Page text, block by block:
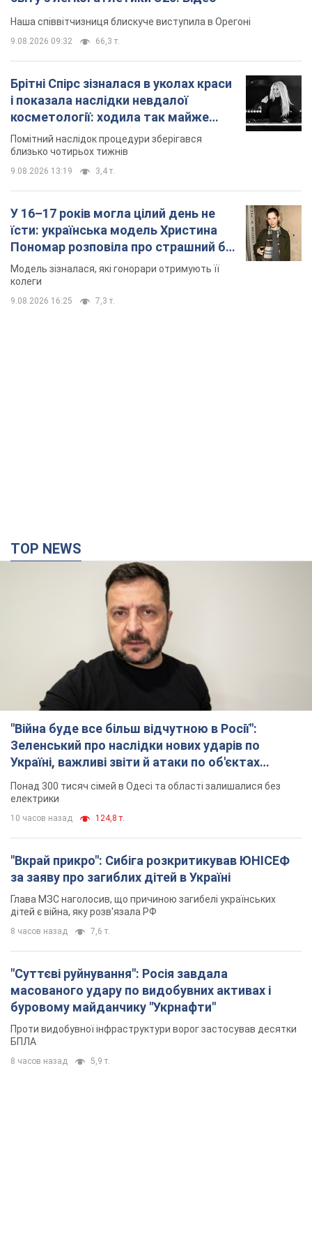
Наша співвітчизниця блискуче виступила в Орегоні
9.08.2026 09:32 66,3 т.
Брітні Спірс зізналася в уколах краси
і показала наслідки невдалої
косметології: ходила так майже
місяць
Помітний наслідок процедури зберігався
близько чотирьох тижнів
9.08.2026 13:19 3,4 т.
У 16–17 років могла цілий день не
їсти: українська модель Христина
Пономар розповіла про страшний бік
модельної кар’єри
Модель зізналася, які гонорари отримують її
колеги
9.08.2026 16:25 7,3 т.
TOP NEWS
"Війна буде все більш відчутною в Росії":
Зеленський про наслідки нових ударів по
Україні, важливі звіти й атаки по об'єктах
ворога. Відео
Понад 300 тисяч сімей в Одесі та області залишалися без
електрики
10 часов назад 124,8 т.
"Вкрай прикро": Сибіга розкритикував ЮНІСЕФ
за заяву про загиблих дітей в Україні
Глава МЗС наголосив, що причиною загибелі українських
дітей є війна, яку розв'язала РФ
8 часов назад 7,6 т.
"Суттєві руйнування": Росія завдала
масованого удару по видобувних активах і
буровому майданчику "Укрнафти"
Проти видобувної інфраструктури ворог застосував десятки
БПЛА
8 часов назад 5,9 т.